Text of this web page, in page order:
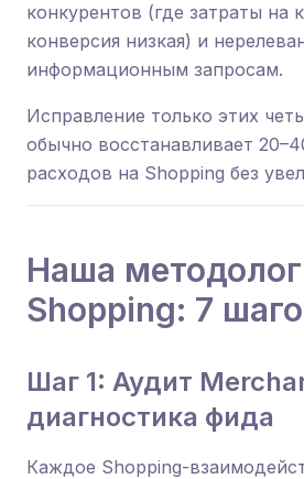
конкурентов (где затраты на
конверсия низкая) и
информационным запросам.
Исправление только этих
обычно восстанавливает
расходов на Shopping без
Наша
Shopping: 7
Шаг 1: Аудит
диагностика фида
Каждое Shopping-